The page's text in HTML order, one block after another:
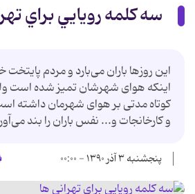
سه کلمه رويايي براي
این روز‌ها باران می‌بارد و مردم
اینکه هوای شهرشان تمیز شده است ولی
کوتاه مدتی بر هوای شهرمان داشته
و کارخانجات و... نفس باران را بند
پنجشنبه ۳ آذر ۱۳۹۰ - ۰۰:۰۰